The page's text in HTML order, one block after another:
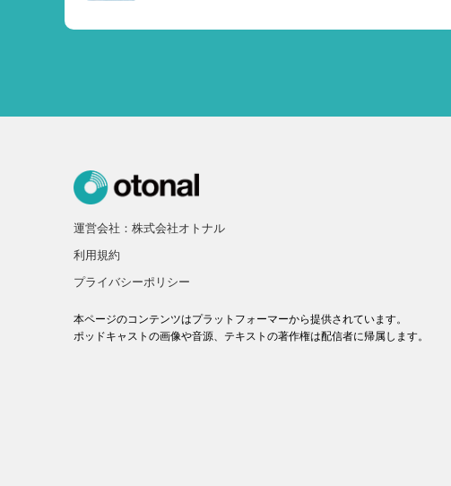
運営会社：株式会社オトナル
利用規約
プライバシーポリシー
本ページのコンテンツはプラットフォーマーから提供されています。
ポッドキャストの画像や音源、テキストの著作権は配信者に帰属します。